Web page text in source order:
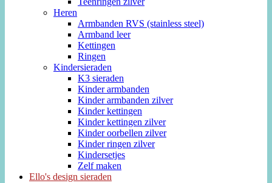
Heren
Armbanden RVS (stainless steel)
Armband leer
Kettingen
Ringen
Kindersieraden
K3 sieraden
Kinder armbanden
Kinder armbanden zilver
Kinder kettingen
Kinder kettingen zilver
Kinder oorbellen zilver
Kinder ringen zilver
Kindersetjes
Zelf maken
Ello's design sieraden